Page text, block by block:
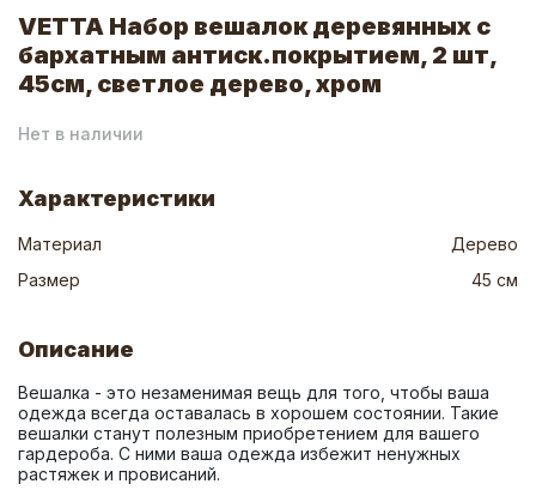
VETTA Набор вешалок деревянных с
бархатным антиск.покрытием, 2 шт,
45см, светлое дерево, хром
Нет в наличии
Характеристики
Материал
Дерево
Размер
45 см
Описание
Вешалка - это незаменимая вещь для того, чтобы ваша
одежда всегда оставалась в хорошем состоянии. Такие
вешалки станут полезным приобретением для вашего
гардероба. С ними ваша одежда избежит ненужных
растяжек и провисаний.